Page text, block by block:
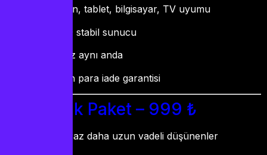
Telefon, tablet, bilgisayar, TV uyumu
%99.9 stabil sunucu
3 cihaz aynı anda
30 gün para iade garantisi
6 Aylık Paket – 999 ₺
Biraz daha uzun vadeli düşünenler